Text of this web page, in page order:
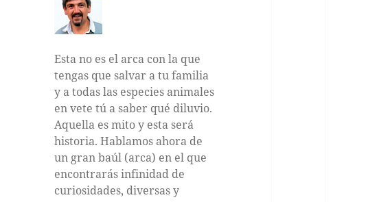
Esta no es el arca con la que
tengas que salvar a tu familia
y a todas las especies animales
en vete tú a saber qué diluvio.
Aquella es mito y esta será
historia. Hablamos ahora de
un gran baúl (arca) en el que
encontrarás infinidad de
curiosidades, diversas y